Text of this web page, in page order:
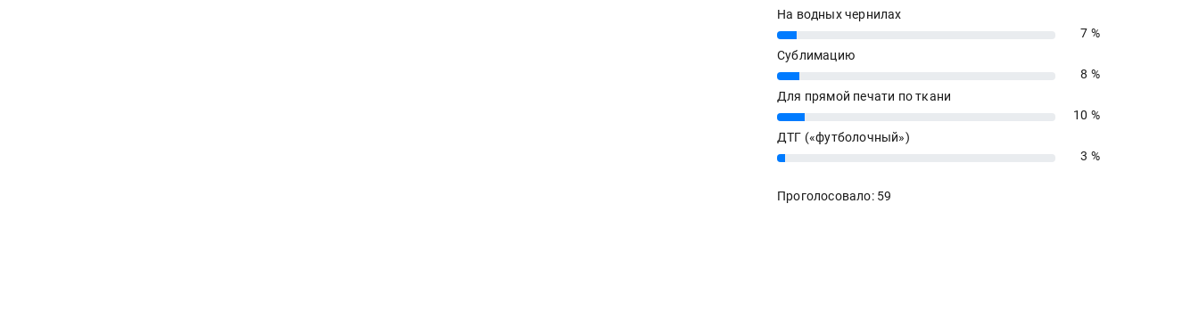
На водных чернилах
7%
7 %
Сублимацию
8%
8 %
Для прямой печати по ткани
10%
10 %
ДТГ («футболочный»)
3% 3 %
Проголосовало: 59